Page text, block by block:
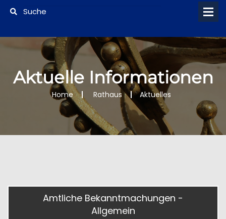
Aktuelle Informationen
Home Rathaus Aktuelles
Amtliche Bekanntmachungen -
Allgemein